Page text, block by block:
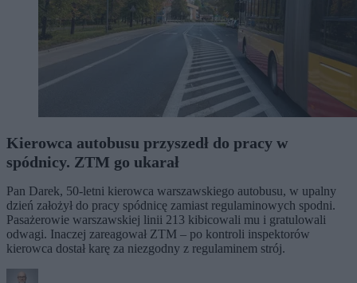
Kierowca autobusu przyszedł do pracy w
spódnicy. ZTM go ukarał
Pan Darek, 50-letni kierowca warszawskiego autobusu, w upalny
dzień założył do pracy spódnicę zamiast regulaminowych spodni.
Pasażerowie warszawskiej linii 213 kibicowali mu i gratulowali
odwagi. Inaczej zareagował ZTM – po kontroli inspektorów
kierowca dostał karę za niezgodny z regulaminem strój.